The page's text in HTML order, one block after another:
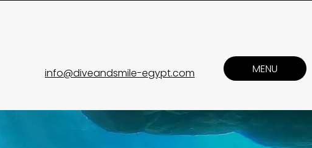
info@diveandsmile-egypt.com MENU